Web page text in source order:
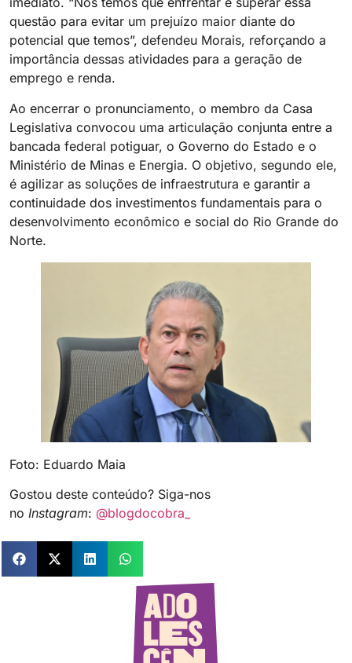
questão para evitar um prejuízo maior diante do
potencial que temos”, defendeu Morais, reforçando a
importância dessas atividades para a geração de
emprego e renda.
Ao encerrar o pronunciamento, o membro da Casa
Legislativa convocou uma articulação conjunta entre a
bancada federal potiguar, o Governo do Estado e o
Ministério de Minas e Energia. O objetivo, segundo ele,
é agilizar as soluções de infraestrutura e garantir a
continuidade dos investimentos fundamentais para o
desenvolvimento econômico e social do Rio Grande do
Norte.
Foto: Eduardo Maia
Gostou deste conteúdo? Siga-nos
no Instagram: @blogdocobra_